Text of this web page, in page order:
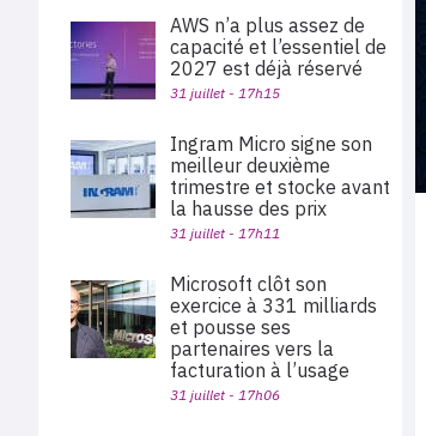
AWS n’a plus assez de
capacité et l’essentiel de
2027 est déjà réservé
31 juillet - 17h15
Ingram Micro signe son
meilleur deuxième
trimestre et stocke avant
la hausse des prix
31 juillet - 17h11
Microsoft clôt son
exercice à 331 milliards
et pousse ses
partenaires vers la
facturation à l’usage
31 juillet - 17h06